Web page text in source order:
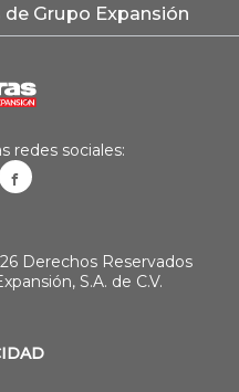
Grupo Expansión
redes sociales:
Derechos Reservados
S.A. de C.V.